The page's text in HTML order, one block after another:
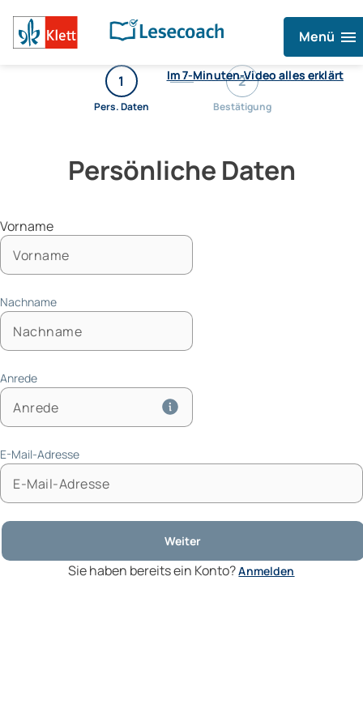
Menü menu
1
Pers. Daten
2
Bestätigung
Persönliche Daten
Im 7-Minuten-Video alles erklärt
Vorname
Nachname
Anrede
E-Mail-Adresse
Weiter
Sie haben bereits ein Konto?Anmelden
Im 7-Minuten-Video alles erklärt